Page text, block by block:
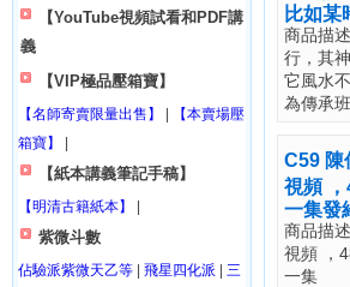
【YouTube視頻試看和PDF講
義
【VIP極品壓箱寶】
【名師寄賣限量出售】
【本賣場壓
箱寶】
【紙本講義筆記手稿】
【明清古籍紙本】
紫微斗數
佔驗派紫微天乙等 飛星四化派
三
比如某
商品描
行，其
它風水
為傳承
C59 陳
視頻
一集發
商品描
視頻 ，
一集